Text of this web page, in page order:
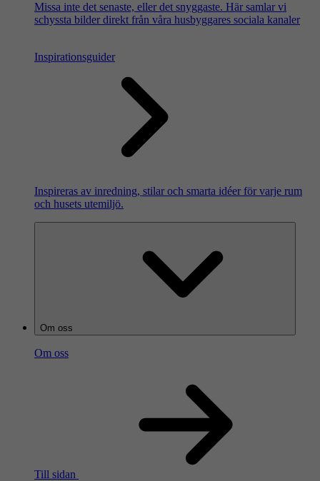
Missa inte det senaste, eller det snyggaste. Här samlar vi
schyssta bilder direkt från våra husbyggares sociala kanaler
Inspirationsguider
Inspireras av inredning, stilar och smarta idéer för varje rum
och husets utemiljö.
Om oss
Om oss
Till sidan